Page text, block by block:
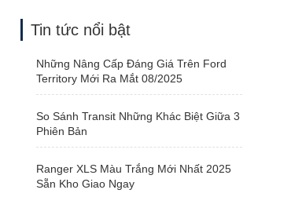
Tin tức nổi bật
Những Nâng Cấp Đáng Giá Trên Ford
Territory Mới Ra Mắt 08/2025
So Sánh Transit Những Khác Biệt Giữa 3
Phiên Bản
Ranger XLS Màu Trắng Mới Nhất 2025
Sẵn Kho Giao Ngay